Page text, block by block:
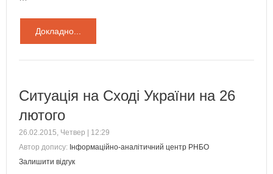
Докладно...
Ситуація на Сході України на 26
лютого
26.02.2015, Четвер | 12:29
Автор допису: Інформаційно-аналітичний центр РНБО
Залишити відгук